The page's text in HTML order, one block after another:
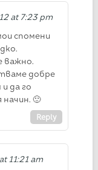
at 7:23 pm
спомени
важно.
добре
да го
🙂
Reply
11:21 am